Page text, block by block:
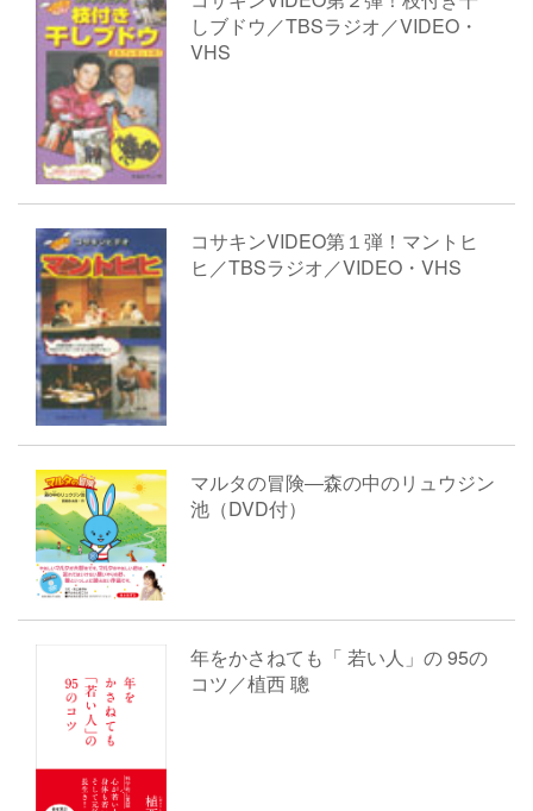
しブドウ／TBSラジオ／VIDEO・
VHS
コサキンVIDEO第１弾！マントヒ
ヒ／TBSラジオ／VIDEO・VHS
マルタの冒険―森の中のリュウジン
池（DVD付）
年をかさねても「 若い人」の 95の
コツ／植西 聰